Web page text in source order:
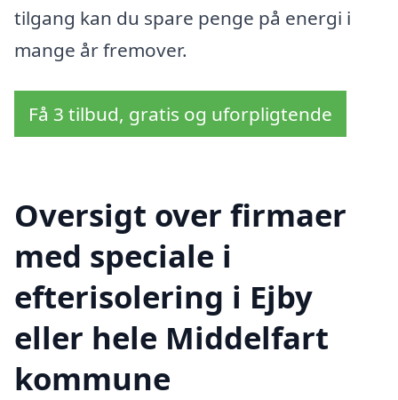
tilgang kan du spare penge på energi i
mange år fremover.
Få 3 tilbud, gratis og uforpligtende
Oversigt over firmaer
med speciale i
efterisolering i Ejby
eller hele Middelfart
kommune